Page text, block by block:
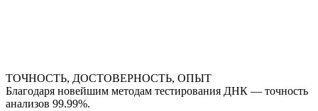
ТОЧНОСТЬ, ДОСТОВЕРНОСТЬ, ОПЫТ
Благодаря новейшим методам тестирования ДНК — точность
анализов 99.99%.